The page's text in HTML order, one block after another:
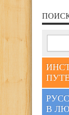
В